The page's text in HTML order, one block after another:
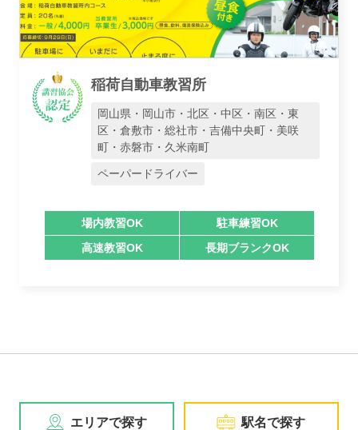
稲荷自動車教習所
岡山県・岡山市・北区・中区・南区・東
区・倉敷市・総社市・吉備中央町・美咲
町・赤磐市・久米南町
ペーパードライバー
場内教習OK
駐車練習OK
高速教習OK
長期ブランクOK
エリアで探す 駅名で探す